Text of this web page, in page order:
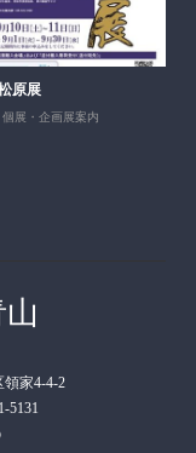
原展
個展・企画展案内
領家4-4-2
5131